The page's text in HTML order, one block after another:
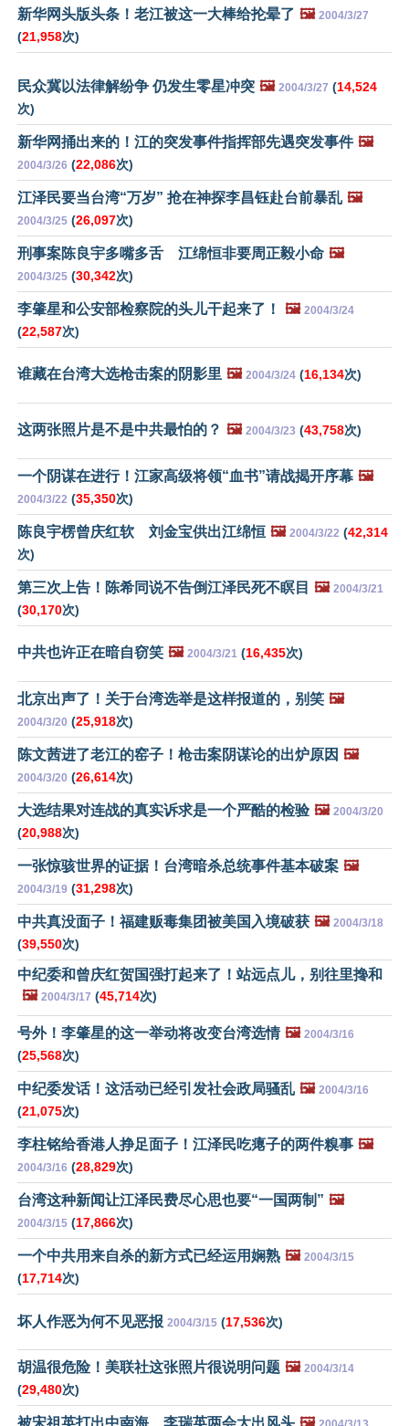
新华网头版头条！老江被这一大棒给抡晕了 🖼️ 2004/3/27
(21,958次)
民众冀以法律解纷争 仍发生零星冲突 🖼️ 2004/3/27 (14,524
次)
新华网捅出来的！江的突发事件指挥部先遇突发事件 🖼️
2004/3/26 (22,086次)
江泽民要当台湾“万岁” 抢在神探李昌钰赴台前暴乱 🖼️
2004/3/25 (26,097次)
刑事案陈良宇多嘴多舌 江绵恒非要周正毅小命 🖼️
2004/3/25 (30,342次)
李肇星和公安部检察院的头儿干起来了！ 🖼️ 2004/3/24
(22,587次)
谁藏在台湾大选枪击案的阴影里 🖼️ 2004/3/24 (16,134次)
这两张照片是不是中共最怕的？ 🖼️ 2004/3/23 (43,758次)
一个阴谋在进行！江家高级将领“血书”请战揭开序幕 🖼️
2004/3/22 (35,350次)
陈良宇楞曾庆红软 刘金宝供出江绵恒 🖼️ 2004/3/22 (42,314
次)
第三次上告！陈希同说不告倒江泽民死不瞑目 🖼️ 2004/3/21
(30,170次)
中共也许正在暗自窃笑 🖼️ 2004/3/21 (16,435次)
北京出声了！关于台湾选举是这样报道的，别笑 🖼️
2004/3/20 (25,918次)
陈文茜进了老江的窑子！枪击案阴谋论的出炉原因 🖼️
2004/3/20 (26,614次)
大选结果对连战的真实诉求是一个严酷的检验 🖼️ 2004/3/20
(20,988次)
一张惊骇世界的证据！台湾暗杀总统事件基本破案 🖼️
2004/3/19 (31,298次)
中共真没面子！福建贩毒集团被美国入境破获 🖼️ 2004/3/18
(39,550次)
中纪委和曾庆红贺国强打起来了！站远点儿，别往里搀和
🖼️ 2004/3/17 (45,714次)
号外！李肇星的这一举动将改变台湾选情 🖼️ 2004/3/16
(25,568次)
中纪委发话！这活动已经引发社会政局骚乱 🖼️ 2004/3/16
(21,075次)
李柱铭给香港人挣足面子！江泽民吃瘪子的两件糗事 🖼️
2004/3/16 (28,829次)
台湾这种新闻让江泽民费尽心思也要“一国两制” 🖼️
2004/3/15 (17,866次)
一个中共用来自杀的新方式已经运用娴熟 🖼️ 2004/3/15
(17,714次)
坏人作恶为何不见恶报 2004/3/15 (17,536次)
胡温很危险！美联社这张照片很说明问题 🖼️ 2004/3/14
(29,480次)
被宋祖英打出中南海 李瑞英两会大出风头 🖼️